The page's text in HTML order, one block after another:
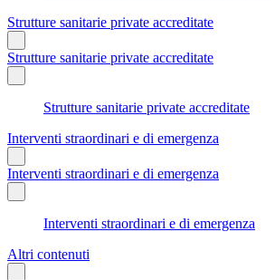
Strutture sanitarie private accreditate
Strutture sanitarie private accreditate
Strutture sanitarie private accreditate
Interventi straordinari e di emergenza
Interventi straordinari e di emergenza
Interventi straordinari e di emergenza
Altri contenuti